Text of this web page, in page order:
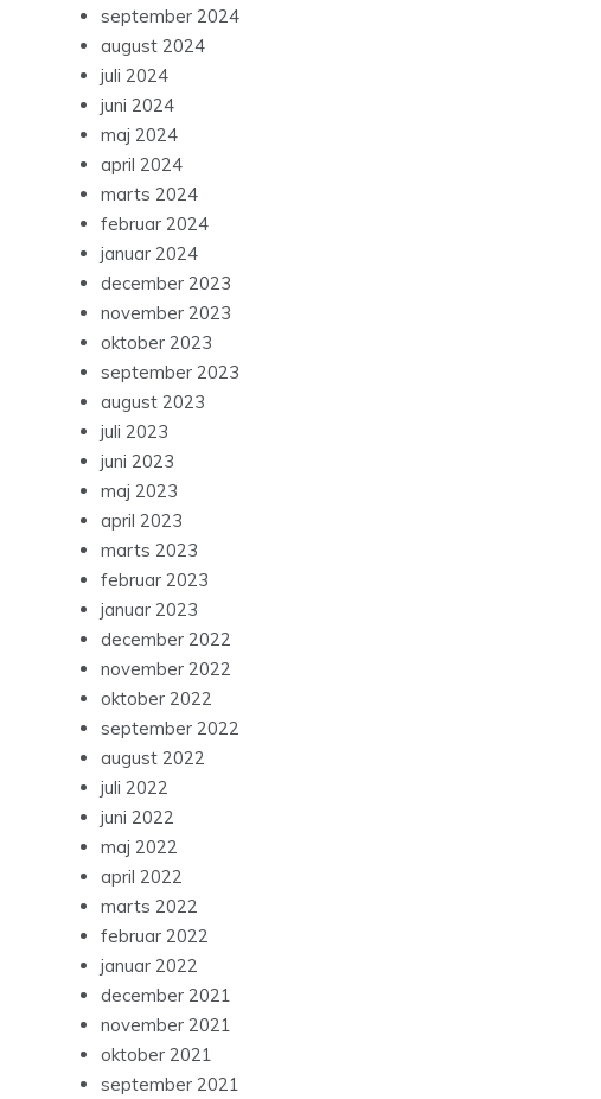
september 2024
august 2024
juli 2024
juni 2024
maj 2024
april 2024
marts 2024
februar 2024
januar 2024
december 2023
november 2023
oktober 2023
september 2023
august 2023
juli 2023
juni 2023
maj 2023
april 2023
marts 2023
februar 2023
januar 2023
december 2022
november 2022
oktober 2022
september 2022
august 2022
juli 2022
juni 2022
maj 2022
april 2022
marts 2022
februar 2022
januar 2022
december 2021
november 2021
oktober 2021
september 2021